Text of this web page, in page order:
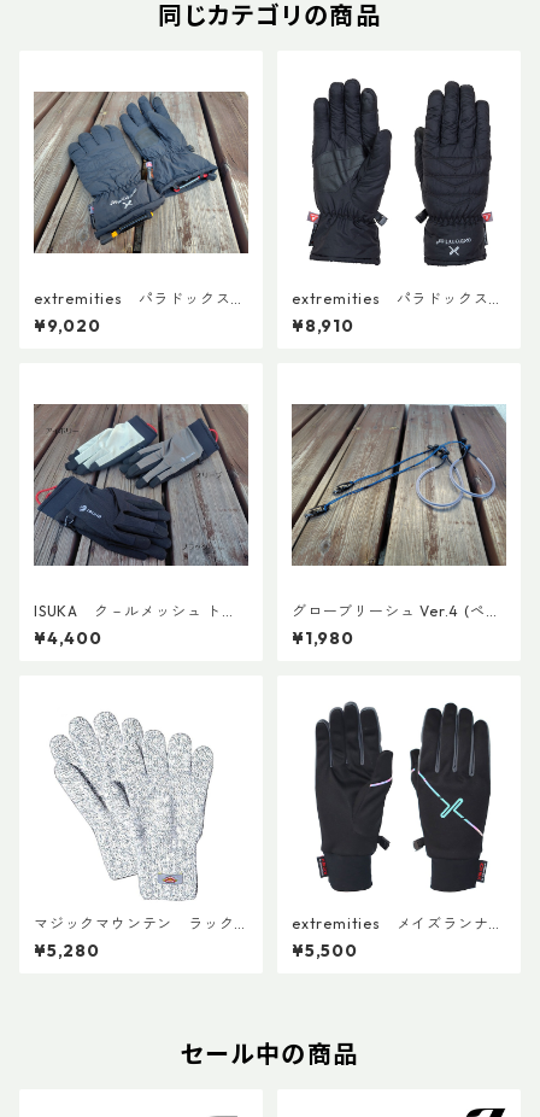
同じカテゴリの商品
extremities パラドックスウ
ォータープルーフグローブ は
なまるカスタム
¥9,020
extremities パラドックスウ
ォータープルーフグローブ
¥8,910
ISUKA ク－ルメッシュ トレ
ッキンググロ－ブADDカスタ
ム
¥4,400
グローブリーシュ Ver.4 (ペ
ア)
¥1,980
マジックマウンテン ラック
ナーグローブ
¥5,280
extremities メイズランナー
グローブ
¥5,500
セール中の商品